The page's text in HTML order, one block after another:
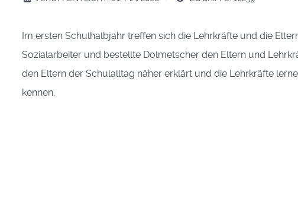
Im ersten Schulhalbjahr treffen sich die Lehrkräfte und die
Sozialarbeiter und bestellte Dolmetscher den Eltern und
den Eltern der Schulalltag näher erklärt und die Lehrkräfte
kennen.